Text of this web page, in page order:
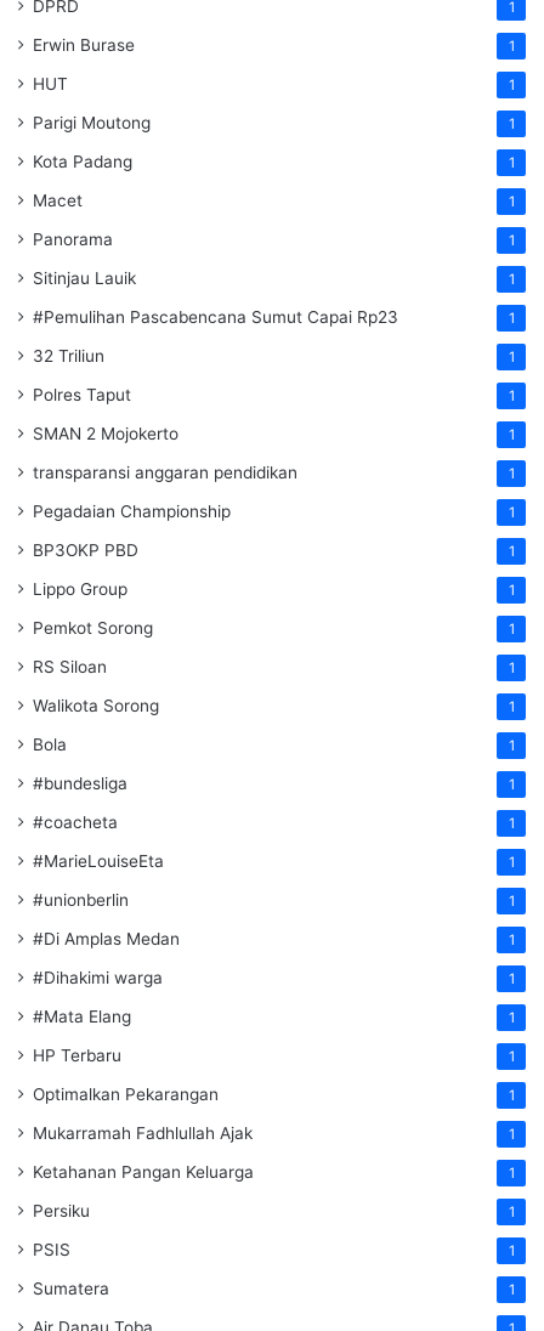
DPRD 1
Erwin Burase 1
HUT 1
Parigi Moutong 1
Kota Padang 1
Macet 1
Panorama 1
Sitinjau Lauik 1
#Pemulihan Pascabencana Sumut Capai Rp23 1
32 Triliun 1
Polres Taput 1
SMAN 2 Mojokerto 1
transparansi anggaran pendidikan 1
Pegadaian Championship 1
BP3OKP PBD 1
Lippo Group 1
Pemkot Sorong 1
RS Siloan 1
Walikota Sorong 1
Bola 1
#bundesliga 1
#coacheta 1
#MarieLouiseEta 1
#unionberlin 1
#Di Amplas Medan 1
#Dihakimi warga 1
#Mata Elang 1
HP Terbaru 1
Optimalkan Pekarangan 1
Mukarramah Fadhlullah Ajak 1
Ketahanan Pangan Keluarga 1
Persiku 1
PSIS 1
Sumatera 1